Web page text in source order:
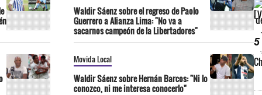
Waldir Sáenz sobre el regreso de Paolo
Guerrero a Alianza Lima: "No va a
sacarnos campeón de la Libertadores"
Movida Local
Waldir Sáenz sobre Hernán Barcos: "Ni lo
conozco, ni me interesa conocerlo"
5